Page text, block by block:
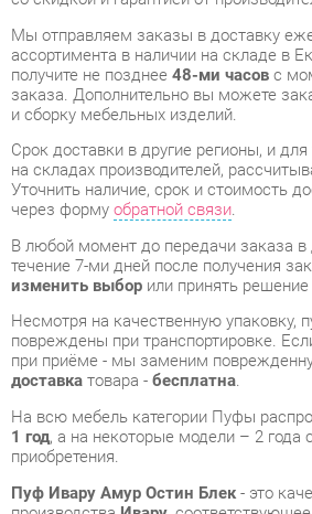
и сборку мебельных изделий.
Срок доставки в другие регионы, и для
на складах производителей,
Уточнить наличие, срок и стоимость
через формуобратной связи.
течение 7-ми дней после получения
изменить выборили принять решение
Несмотря на качественную упаковку,
при приёме - мы заменим
доставкатовара -бесплатна.
На всю мебель категории Пуфы
1 год, а на некоторые модели – 2 года с
приобретения.
Пуф Ивару Амур Остин Блек- это
производстваИвару , соответствующее
государственному стандарту.
Надеемся, вы останетесь довольны
будем рады, если вы оставите отзыв об
использования, который поможет
будущим покупателям.